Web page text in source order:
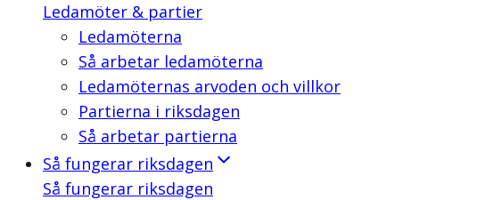
Ledamöter & partier
Ledamöterna
Så arbetar ledamöterna
Ledamöternas arvoden och villkor
Partierna i riksdagen
Så arbetar partierna
Så fungerar riksdagen
Så fungerar riksdagen